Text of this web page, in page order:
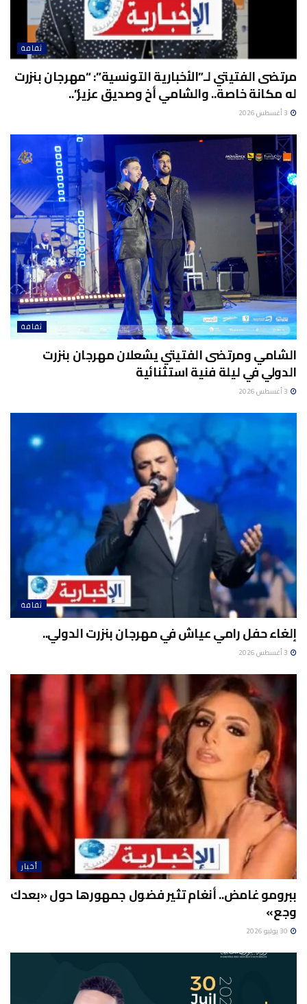
ثقافة
مرتضى الفتيتي لـ”الأخبارية التونسية”: “مهرجان بنزرت
له مكانة خاصة.. والشامي أخ وصديق عزيز”..
ثقافة
الشامي ومرتضى الفتيتي يشعلان مهرجان بنزرت
الدولي في ليلة فنية استثنائية
ثقافة
إلغاء حفل رامي عياش في مهرجان بنزرت الدولي..
أخبار
ببرومو غامض.. أنغام تثير فضول جمهورها حول «بعدك
وجع»